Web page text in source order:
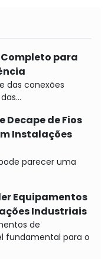
para
das conexões
Decape de Fios
Instalações
parecer uma
Equipamentos
Industriais
de
fundamental para o